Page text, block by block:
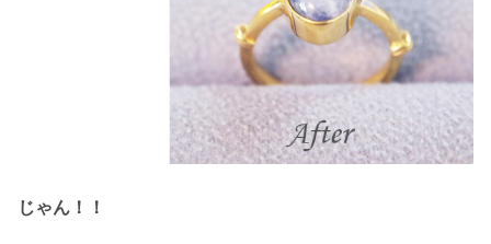
じゃん！！